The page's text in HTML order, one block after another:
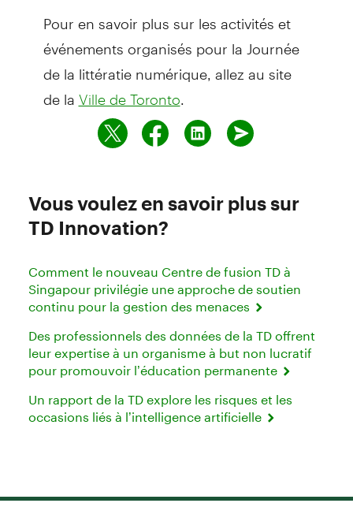
Pour en savoir plus sur les activités et
événements organisés pour la Journée
de la littératie numérique, allez au site
de la Ville de Toronto
Vous voulez en savoir plus sur
TD Innovation?
Comment le nouveau Centre de fusion TD à
Singapour privilégie une approche de soutien
continu pour la gestion des menaces
Des professionnels des données de la TD offrent
leur expertise à un organisme à but non lucratif
pour promouvoir l’éducation permanente
Un rapport de la TD explore les risques et les
occasions liés à l’intelligence artificielle